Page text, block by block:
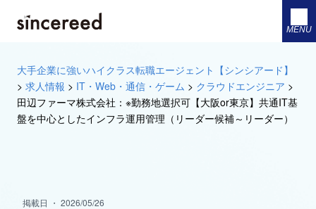
MENU
大手企業に強いハイクラス転職エージェント【シンシアード】
> 求人情報 > IT・Web・通信・ゲーム > クラウドエンジニア >
田辺ファーマ株式会社：※勤務地選択可【大阪or東京】共通IT基
盤を中心としたインフラ運用管理（リーダー候補～リーダー）
掲載日 ・ 2026/05/26